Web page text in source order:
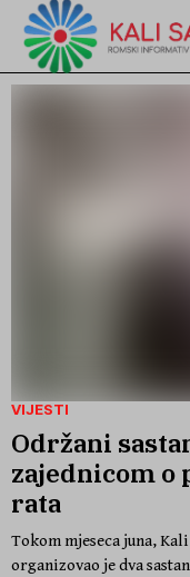
VIJESTI
Održani
zajednicom o
rata
Tokom mjeseca juna,
organizovao je dva